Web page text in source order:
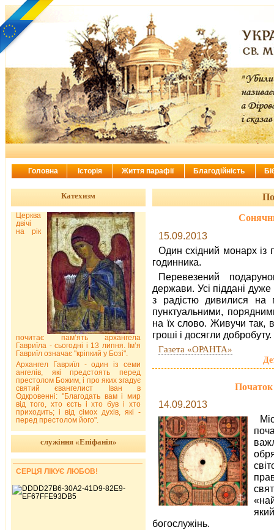
15.09.2013
Один східний монарх із
годинника.
Перевезений
держави. Усі піддані
з радістю дивилися на
пунктуальними,
на їх слово. Живучи так,
гроші і досягли добробуту.
Газета «ОРАНТА»
Початок
14.09.2013
богослужінь.
Катехизм
Церква
двічі
на рік
почитає пам’ять архангела
Гавриїла - сьогодні і 13 липня. Ім’я
Гавриїл означає "кріпкий у Бозі".
Архангел Гавриїл - один із семи
ангелів, які предстоять перед
престолом Божим, і про яких згадує
святий євангелист Іван в
Одкровенні: "Благодать вам і мир
від того, хто єсть і хто був і хто
приходить; і від сімох духів, які -
перед престолом його".
служіння «Епіфанія»
СЕРЦЯ ЛІКУЄ ЛЮБОВ!
Головна Історія Життя парафії Благодійність